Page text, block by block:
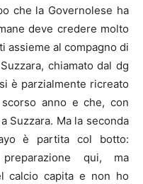
che la Governolese ha
deve credere molto
assieme al compagno di
chiamato dal dg
è parzialmente ricreato
anno e che, con
Suzzara. Ma la seconda
è partita col botto:
qui, ma
calcio capita e non ho